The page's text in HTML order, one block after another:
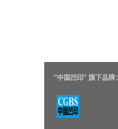
"中国凹印" 旗下品牌：